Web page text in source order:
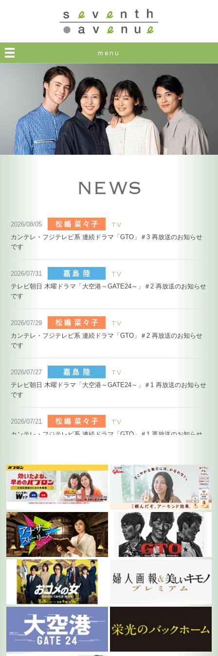
menu
2026/08/05
TV
カンテレ・フジテレビ系 連続ドラマ「GTO」＃3 再放送のお知らせ
です
2026/07/31
TV
テレビ朝日 木曜ドラマ「大空港～GATE24～」＃2 再放送のお知らせ
です
2026/07/29
TV
カンテレ・フジテレビ系 連続ドラマ「GTO」＃2 再放送のお知らせ
です
2026/07/27
TV
テレビ朝日 木曜ドラマ「大空港～GATE24～」＃1 再放送のお知らせ
です
2026/07/21
TV
カンテレ・フジテレビ系 連続ドラマ「GTO」＃1 再放送のお知らせ
2026/07/13
松嶋菜々子
TV
カンテレ・フジテレビ系 連続ドラマ「GTO」 SP番組のお知らせで
す
2026/07/13
嘉島陸
TV
テレビ朝日「大空港～GATE24～」 SP番組のお知らせです
2026/06/30
松嶋菜々子
7/6(月)21:00より ｶﾝﾃﾚ・ﾌｼﾞﾃﾚﾋﾞ系 ドラマ「GTOリバイバル」再放
送のお知らせです
2026/05/26
RELEASE
Blu-ray ＆ DVD 映画『栄光のバックホーム』2026年 7月 29日(水)発
売予定
翔